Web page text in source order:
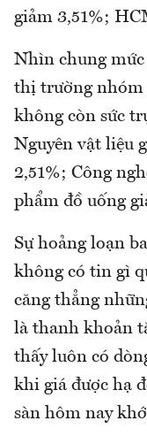
giảm 3,51%;
Nhìn chung
thị trường nhóm
không còn sức
Nguyên vật liệu
2,51%; Công
phẩm đồ uống
Sự hoảng loạn
không có tin gì
căng thẳng
là thanh khoản
thấy luôn có
khi giá được hạ
sàn hôm nay